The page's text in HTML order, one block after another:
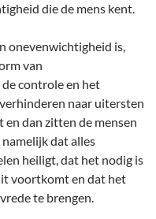
die de mens kent.
onevenwichtigheid is,
van
controle en het
naar uitersten
en dan zitten de mensen
dat alles
heiligt, dat het nodig is
voortkomt en dat het
te brengen.